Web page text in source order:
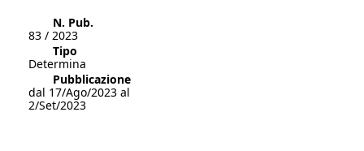
N. Pub.
83 / 2023
Tipo
Determina
Pubblicazione
dal 17/Ago/2023 al
2/Set/2023